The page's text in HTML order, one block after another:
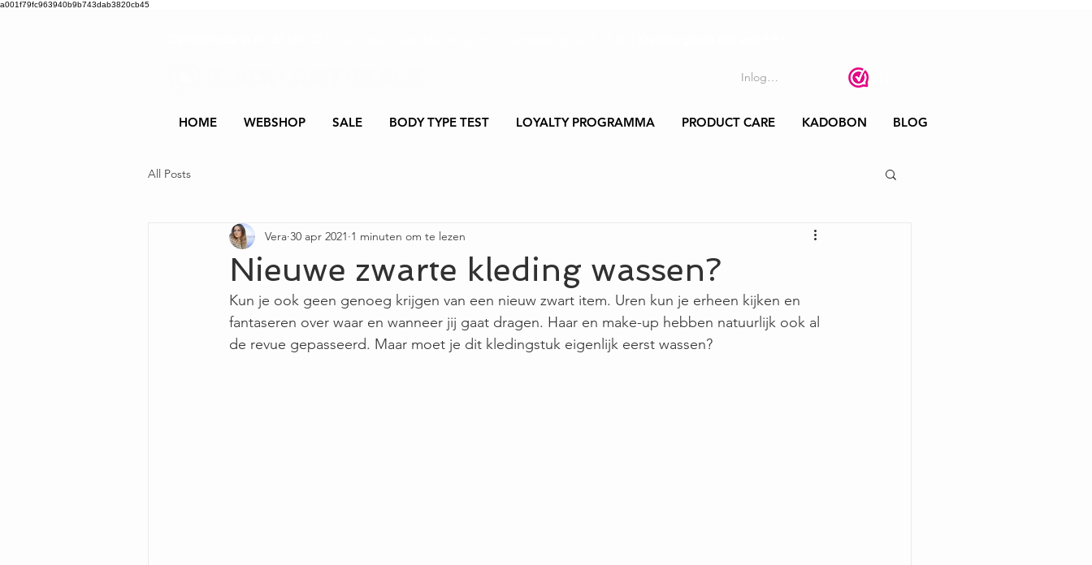
a001f79fc963940b9b743dab3820cb45
Inloggen
HOME WEBSHOP SALE BODY TYPE TEST LOYALTY PROGRAMMA PRODUCT CARE KADOBON BLOG
All Posts
Nieuwe zwarte kleding wassen?
Vera 30 apr 2021 1 minuten om te lezen
Kun je ook geen genoeg krijgen van een nieuw zwart item. Uren kun je erheen kijken en
fantaseren over waar en wanneer jij gaat dragen. Haar en make-up hebben natuurlijk ook al
de revue gepasseerd. Maar moet je dit kledingstuk eigenlijk eerst wassen?